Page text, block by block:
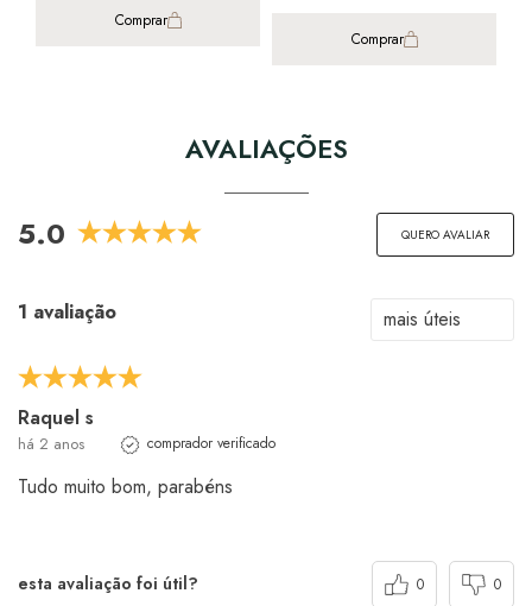
Comprar
Comprar
AVALIAÇÕES
5.0 QUERO AVALIAR
1 avaliação
Raquel s
há 2 anos comprador verificado
Tudo muito bom, parabéns
esta avaliação foi útil? 0 0